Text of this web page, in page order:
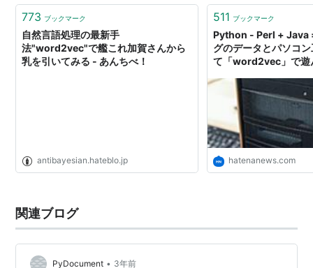
ク）」について紹介し、その中で行…
773 ブックマーク
自然言語処理の最新手
法"word2vec"で艦これ加賀さんから
乳を引いてみる - あんちべ！
antibayesian.hateblo.jp
511 ブックマーク
Python - Perl + Java
グのデータとパソコ
て「word2vec」で遊
hatenanews.com
関連ブログ
PyDocument • 3年前